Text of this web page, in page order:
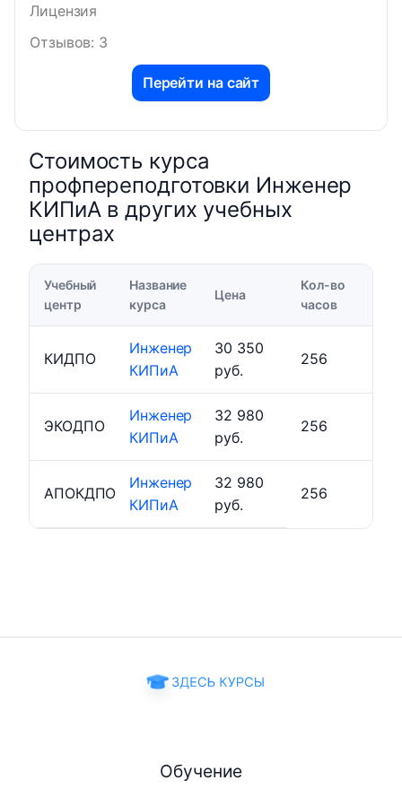
Лицензия
Отзывов: 3
Перейти на сайт
Стоимость курса
профпереподготовки Инженер
КИПиА в других учебных
центрах
Учебный
центр
Название
курса
Цена
Кол-во
часов
КИДПО
Инженер
КИПиА
30 350
руб.
256
ЭКОДПО
Инженер
КИПиА
32 980
руб.
256
АПОКДПО
Инженер
КИПиА
32 980
руб.
256
Обучение